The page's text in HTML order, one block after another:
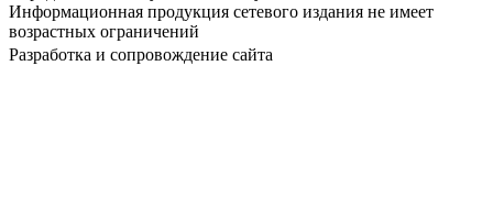
Информационная продукция сетевого издания не имеет
возрастных ограничений
Разработка и сопровождение сайта